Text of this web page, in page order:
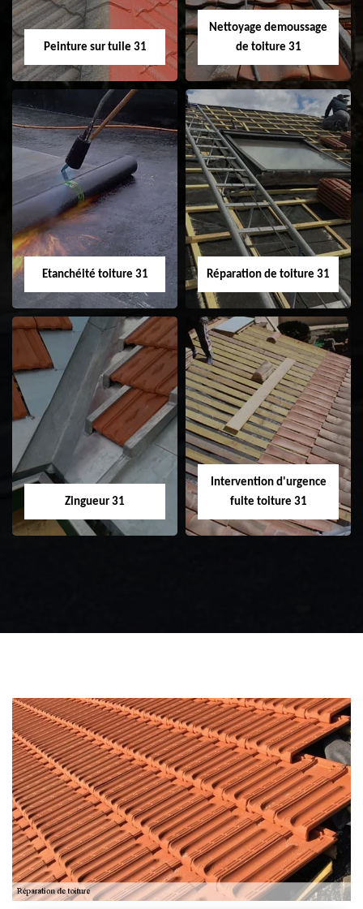
Peinture sur tuile 31
Peinture sur tuile
31
Nettoyage demoussage
de toiture 31
Nettoyage
demoussage de
toiture 31
Etanchéité toiture 31
Etanchéité toiture
31
Réparation de toiture 31
Réparation de
toiture 31
Zingueur 31
Intervention d'urgence
fuite toiture 31